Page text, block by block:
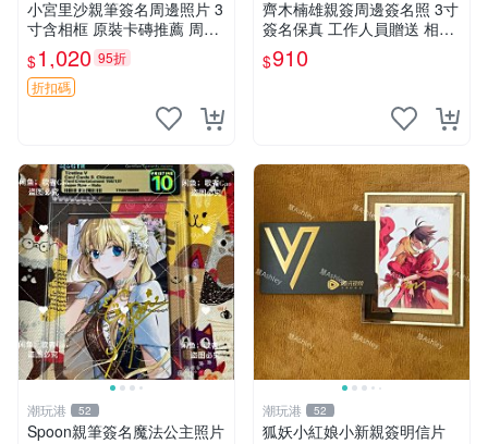
小宮里沙親筆簽名周邊照片 3
寸含相框 原裝卡磚推薦 周邊
照片 相框
$1,020 95折
折扣碼
齊木楠雄親簽周邊簽名照 3寸
簽名保真 工作人員贈送 相框
裱好 齊木楠雄、親簽照片、
簽名照
$910
潮玩港 52
Spoon親筆簽名魔法公主照片
潮玩港 52
狐妖小紅娘小新親簽明信片